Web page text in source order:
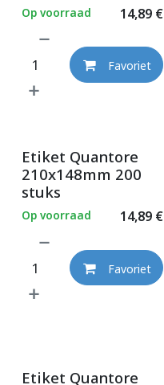
14,89€
Op voorraad
Favoriet
Etiket Quantore
210x148mm 200
stuks
14,89€
Op voorraad
Favoriet
Etiket Quantore